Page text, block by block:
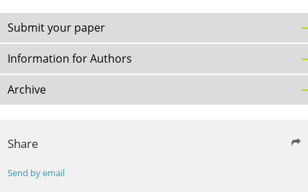
Submit your paper
Information for Authors
Archive
Share
Send by email